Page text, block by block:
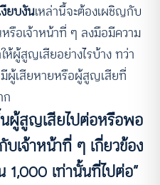
ยบงันเหล่านี้จะต้องเผชิญกับ
รือเจ้าหน้าที่ ๆ ลงมือมีความ
ห้ผู้สูญเสียอย่างไรบ้าง ทว่า
ผู้เสียหายหรือผู้สูญเสียที่
ก
นผู้สูญเสียไปต่อหรือพอ
เจ้าหน้าที่ ๆ เกี่ยวข้อง
1,000 เท่านั้นที่ไปต่อ”